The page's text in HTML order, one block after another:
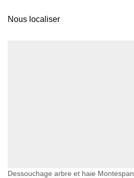
Nous localiser
Dessouchage arbre et haie Montespan